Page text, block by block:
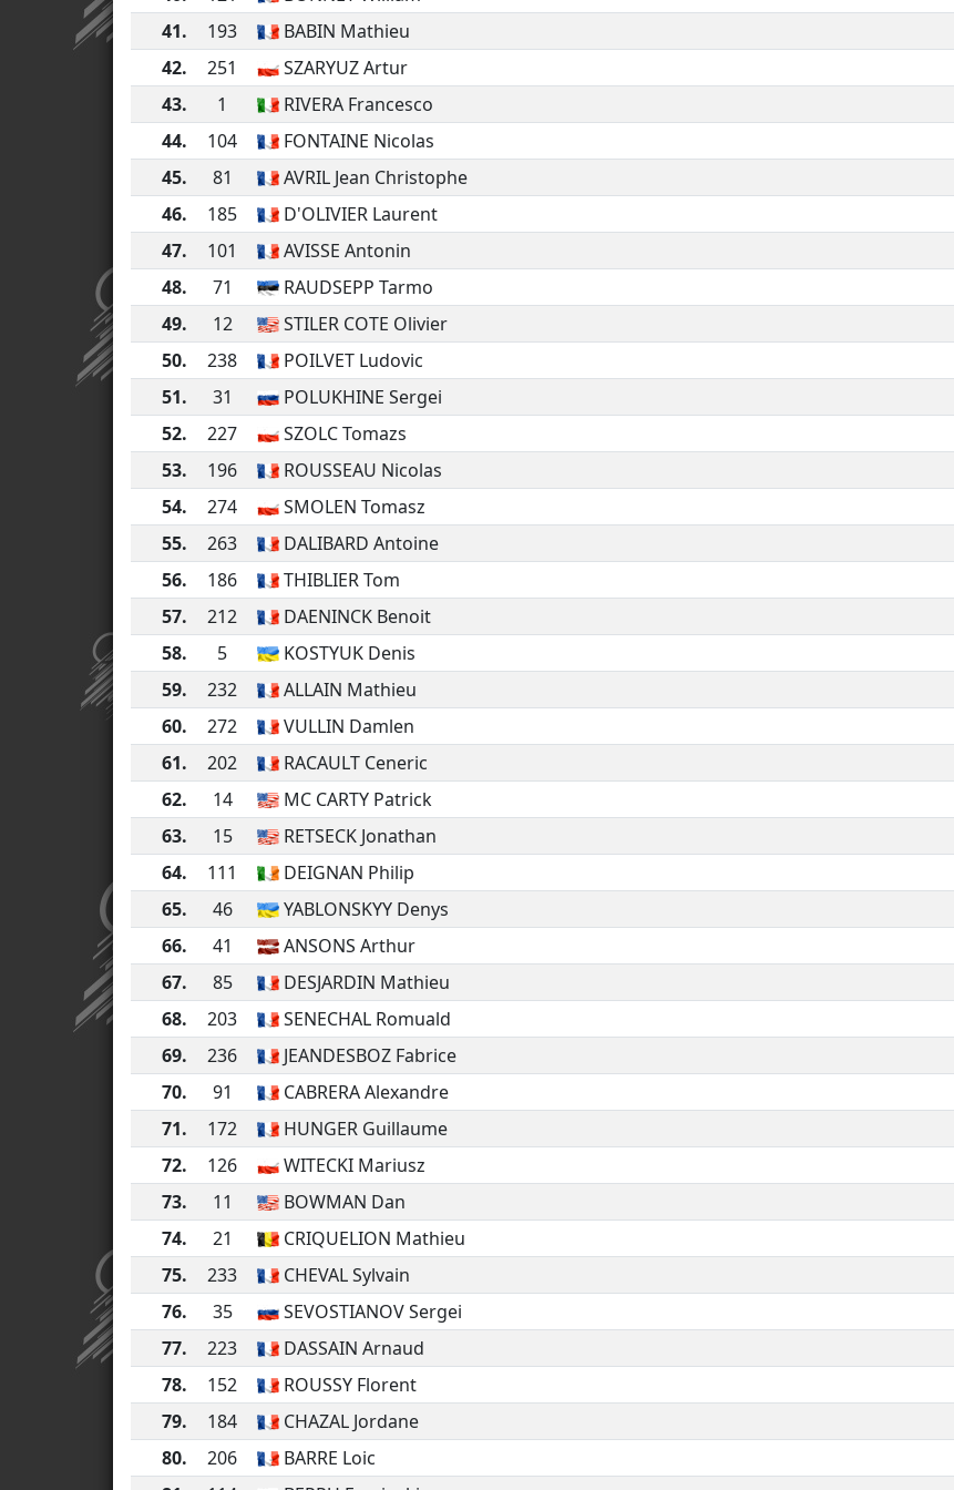
41.
193 BABIN Mathieu
42.
251 SZARYUZ Artur
43.
1 RIVERA Francesco
44.
104 FONTAINE Nicolas
45.
81 AVRIL Jean Christophe
46.
185 D'OLIVIER Laurent
47.
101 AVISSE Antonin
48.
71 RAUDSEPP Tarmo
49.
12 STILER COTE Olivier
50.
238 POILVET Ludovic
51.
31 POLUKHINE Sergei
52.
227 SZOLC Tomazs
53.
196 ROUSSEAU Nicolas
54.
274 SMOLEN Tomasz
55.
263 DALIBARD Antoine
56.
186 THIBLIER Tom
57.
212 DAENINCK Benoit
58.
5 KOSTYUK Denis
59.
232 ALLAIN Mathieu
60.
272 VULLIN Damlen
61.
202 RACAULT Ceneric
62.
14 MC CARTY Patrick
63.
15 RETSECK Jonathan
64.
111 DEIGNAN Philip
65.
46 YABLONSKYY Denys
66.
41 ANSONS Arthur
67.
85 DESJARDIN Mathieu
68.
203 SENECHAL Romuald
69.
236 JEANDESBOZ Fabrice
70.
91 CABRERA Alexandre
71.
172 HUNGER Guillaume
72.
126 WITECKI Mariusz
73.
11 BOWMAN Dan
74.
21 CRIQUELION Mathieu
75.
233 CHEVAL Sylvain
76.
35 SEVOSTIANOV Sergei
77.
223 DASSAIN Arnaud
78.
152 ROUSSY Florent
79.
184 CHAZAL Jordane
80.
206 BARRE Loic